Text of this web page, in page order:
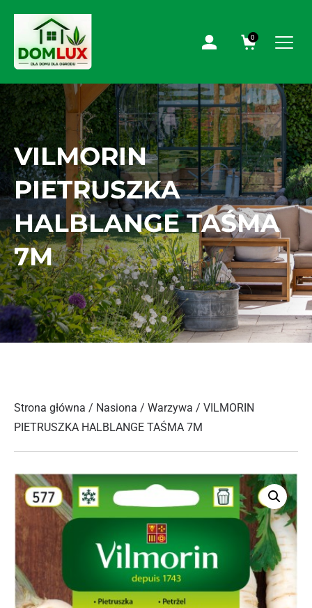
0
VILMORIN
PIETRUSZKA
HALBLANGE TAŚMA
7M
Strona główna / Nasiona / Warzywa / VILMORIN
PIETRUSZKA HALBLANGE TAŚMA 7M